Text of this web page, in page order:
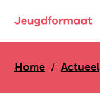
Home Actueel